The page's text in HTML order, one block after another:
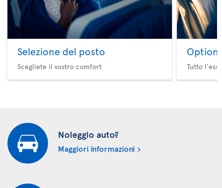
Selezione del posto
Scegliete il vostro comfort
Option
Tutto
Noleggio auto?
Maggiori informazioni